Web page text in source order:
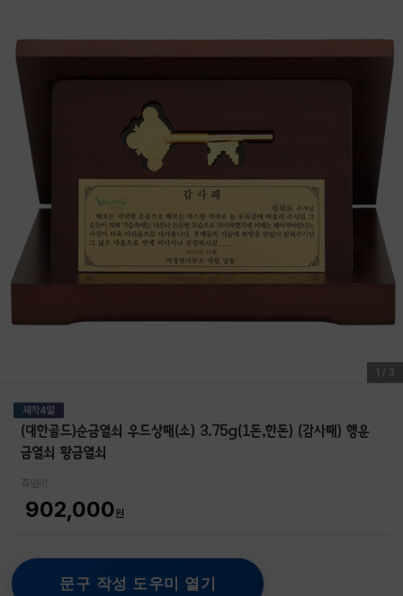
1 / 3
(대한골드)순금열쇠 우드상패(소) 3.75g(1돈,한돈) (감사패) 행운
금열쇠 황금열쇠
쥬얼리
902,000원
문구 작성 도우미 열기